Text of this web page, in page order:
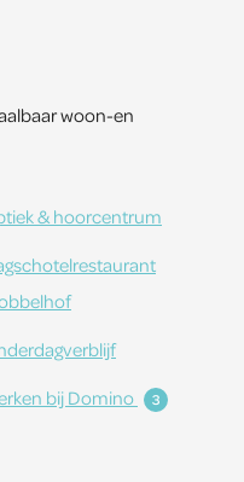
woon-en
& hoorcentrum
bij Domino
3